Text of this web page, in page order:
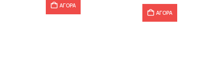
ΑΓΟΡΑ
ΑΓΟΡΑ